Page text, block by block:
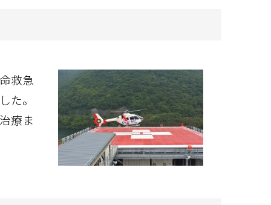
救急
た。
療ま